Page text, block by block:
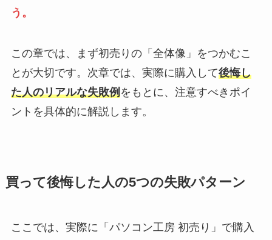
う。
この章では、まず初売りの「全体像」をつかむこ
とが大切です。次章では、実際に購入して後悔し
た人のリアルな失敗例をもとに、注意すべきポイ
ントを具体的に解説します。
買って後悔した人の5つの失敗パターン
ここでは、実際に「パソコン工房 初売り」で購入